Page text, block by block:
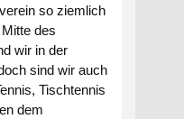
so ziemlich
des
wir in der
sind wir auch
Tischtennis
dem